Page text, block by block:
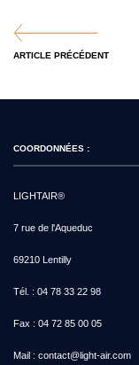
ARTICLE PRÉCÉDENT
COORDONNÉES :
LIGHTAIR®
7 rue de l'Aqueduc
69210 Lentilly
Tél. : 04 78 33 22 98
Fax : 04 72 85 00 05
Mail : contact@light-air.com